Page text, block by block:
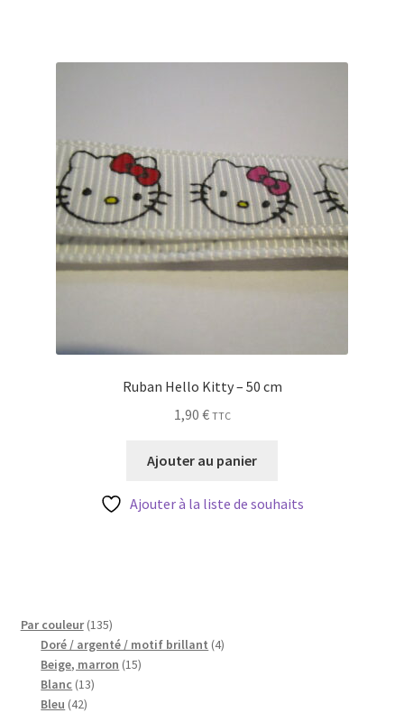
Ruban Hello Kitty – 50 cm
1,90 € TTC
Ajouter au panier
Ajouter à la liste de souhaits
Par couleur 135135
produits
Doré / argenté / motif brillant 44
Beige, marron 1515
Blanc 1313
Bleu 4242